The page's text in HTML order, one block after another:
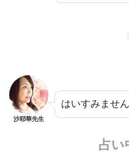
沙耶華先生
はいすみません
占い